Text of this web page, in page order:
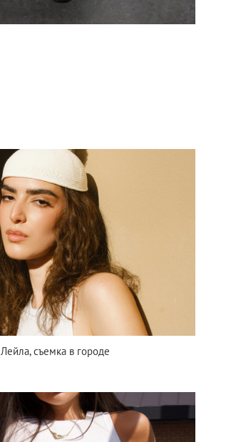
Лейла, съемка в городе